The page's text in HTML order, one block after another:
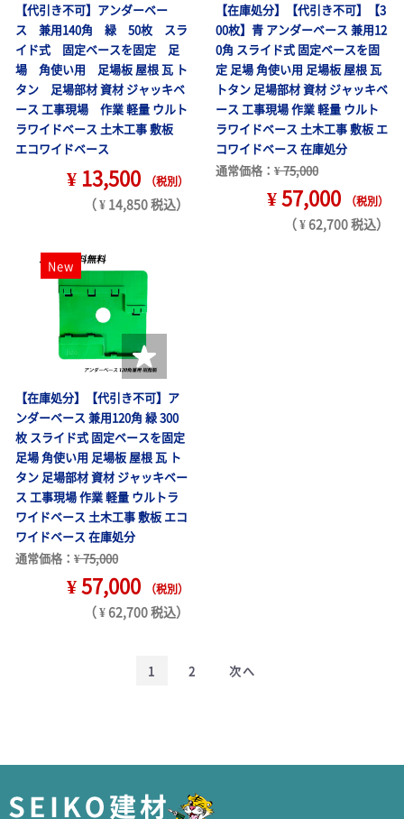
【代引き不可】アンダーベー
ス 兼用140角 緑 50枚 スラ
イド式 固定ベースを固定 足
場 角使い用 足場板 屋根 瓦 ト
タン 足場部材 資材 ジャッキベ
ース 工事現場 作業 軽量 ウルト
ラワイドベース 土木工事 敷板
エコワイドベース
¥ 13,500 （税別）
（ ¥ 14,850 税込）
【在庫処分】【代引き不可】【3
00枚】青 アンダーベース 兼用12
0角 スライド式 固定ベースを固
定 足場 角使い用 足場板 屋根 瓦
トタン 足場部材 資材 ジャッキベ
ース 工事現場 作業 軽量 ウルト
ラワイドベース 土木工事 敷板 エ
コワイドベース 在庫処分
通常価格： ¥ 75,000
¥ 57,000 （税別）
（ ¥ 62,700 税込）
New
【在庫処分】【代引き不可】ア
ンダーベース 兼用120角 緑 300
枚 スライド式 固定ベースを固定
足場 角使い用 足場板 屋根 瓦 ト
タン 足場部材 資材 ジャッキベー
ス 工事現場 作業 軽量 ウルトラ
ワイドベース 土木工事 敷板 エコ
ワイドベース 在庫処分
通常価格： ¥ 75,000
¥ 57,000 （税別）
（ ¥ 62,700 税込）
1 2 次へ